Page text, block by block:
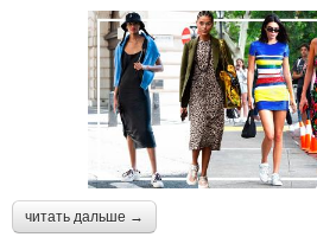
читать дальше →